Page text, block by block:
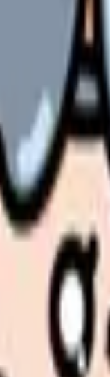
・勤務先・各サ
2025年の最新デ
や具体的な対策方
の方々にも、すぐに
す。